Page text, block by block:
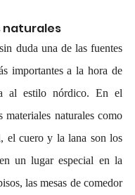
naturales
duda una de las fuentes
importantes a la hora de
al estilo nórdico. En el
naturales como
el cuero y la lana son los
un lugar especial en la
las mesas de comedor